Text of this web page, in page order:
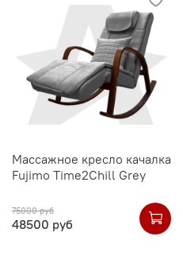
Массажное кресло качалка
Fujimo Time2Chill Grey
75000 руб
48500 руб